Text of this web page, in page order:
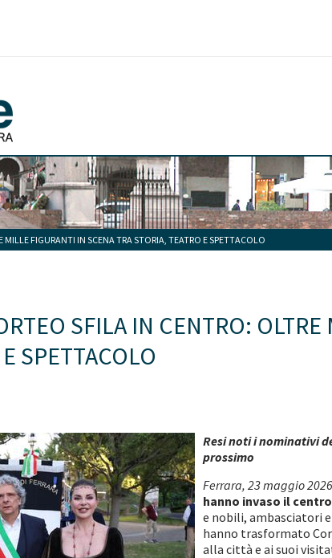
FIGURANTI IN SCENA TRA STORIA, TEATRO E SPETTACOLO
SFILA IN CENTRO:
SPETTACOLO
Resi noti i nominativi
prossimo
Ferrara, 23 maggio
hanno invaso il
e nobili, ambasciatori
hanno trasformato
alla città e ai suoi